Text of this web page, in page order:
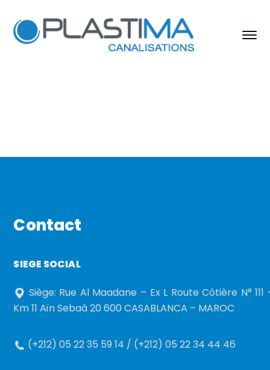
Contact
SIEGE SOCIAL
Siège: Rue Al Maadane – Ex L Route Côtière N° 111
Km 11 Aïn Sebaâ 20 600 CASABLANCA – MAROC
(+212) 05 22 35 59 14 / (+212) 05 22 34 44 46